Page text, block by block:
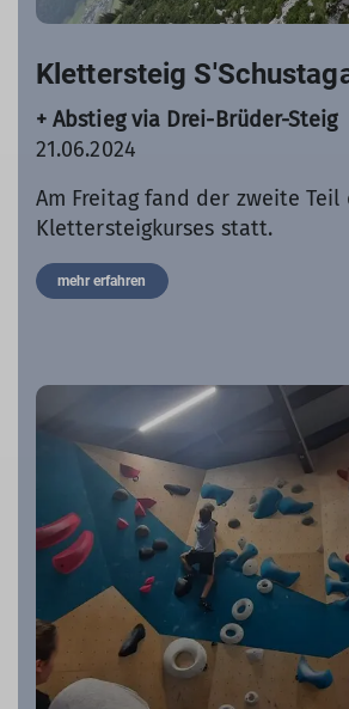
Klettersteig
+ Abstieg via Drei-Brüder-Steig
21.06.2024
Am Freitag fand der zweite Teil
Klettersteigkurses statt.
mehr erfahren